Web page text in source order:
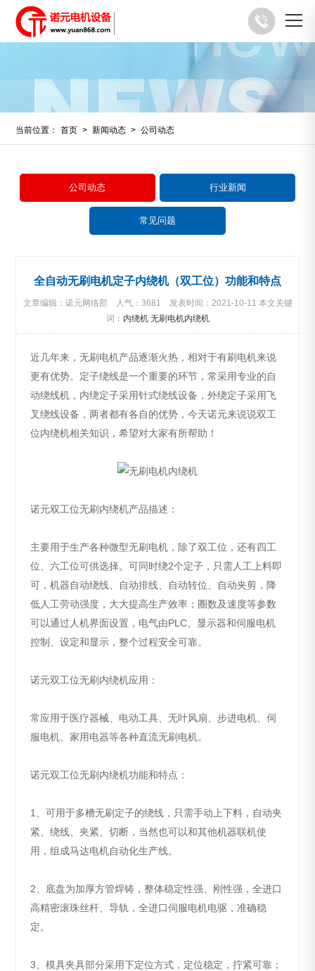
当前位置： 首页 > 新闻动态 > 公司动态
公司动态 行业新闻
常见问题
全自动无刷电机定子内绕机（双工位）功能和特点
文章编辑：诺元网络部 人气： 3681 发表时间：2021-10-11 本文关键
词： 内绕机 无刷电机内绕机
近几年来，无刷电机产品逐渐火热，相对于有刷电机来说
更有优势。定子绕线是一个重要的环节，常采用专业的自
动绕线机，内绕定子采用针式绕线设备，外绕定子采用飞
叉绕线设备，两者都有各自的优势，今天诺元来说说双工
位内绕机相关知识，希望对大家有所帮助！
诺元双工位无刷内绕机产品描述：
主要用于生产各种微型无刷电机，除了双工位，还有四工
位、六工位可供选择。可同时绕2个定子，只需人工上料即
可，机器自动绕线、自动排线、自动转位、自动夹剪，降
低人工劳动强度，大大提高生产效率；圈数及速度等参数
可以通过人机界面设置，电气由PLC、显示器和伺服电机
控制、设定和显示，整个过程安全可靠。
诺元双工位无刷内绕机应用：
常应用于医疗器械、电动工具、无叶风扇、步进电机、伺
服电机、家用电器等各种直流无刷电机。
诺元双工位无刷内绕机功能和特点：
1、可用于多槽无刷定子的绕线，只需手动上下料，自动夹
紧、绕线、夹紧、切断，当然也可以和其他机器联机使
用，组成马达电机自动化生产线。
2、底盘为加厚方管焊铸，整体稳定性强、刚性强，全进口
高精密滚珠丝杆、导轨，全进口伺服电机电驱，准确稳
定。
3、模具夹具部分采用下定位方式，定位稳定，拧紧可靠；